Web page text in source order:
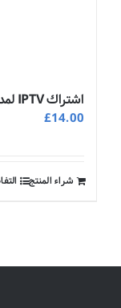
اشتراك IPTV لمدة 3 أشهر الباقة العربية سيرفر الرائد
£14.00
شراء المنتج